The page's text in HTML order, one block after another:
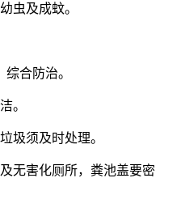
虫及成蚊。
合防治。
。
圾须及时处理。
无害化厕所，粪池盖要密